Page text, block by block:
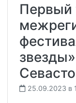
Первый
25.09.2023 в